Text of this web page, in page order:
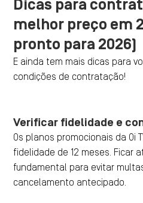
Dicas para
melhor preço em
pronto para 2026)
E ainda tem mais dicas para
condições de contratação!
Verificar fidelidade e
Os planos promocionais da Oi
fidelidade de 12 meses. Ficar
fundamental para evitar
cancelamento antecipado.